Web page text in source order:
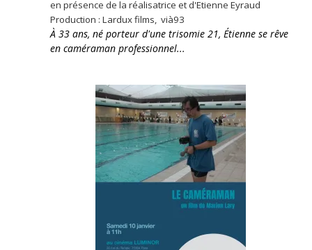
en présence de la réalisatrice et d'Etienne Eyraud
Production : Lardux films, vià93
À 33 ans, né porteur d'une trisomie 21, Étienne se rêve
en caméraman professionnel...